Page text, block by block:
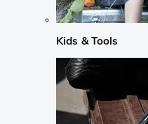
Kids & Tools